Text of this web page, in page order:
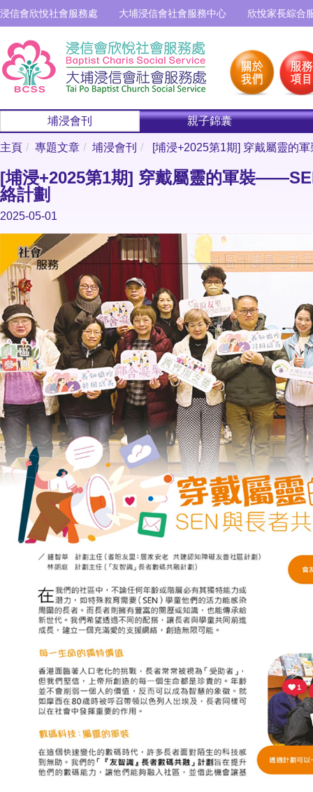
浸信會欣悅社會服務處 大埔浸信會社會服務中心 欣悅家長綜合
埔浸會刊 親子錦囊
主頁 專題文章 埔浸會刊 [埔浸+2025第1期] 穿戴屬靈的
[埔浸+2025第1期] 穿戴屬靈的軍裝
絡計劃
2025-05-01